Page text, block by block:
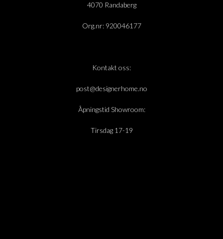
4070 Randaberg
Org.nr: 920046177
Kontakt oss:
post@designerhome.no
Åpningstid Showroom:
Tirsdag 17-19